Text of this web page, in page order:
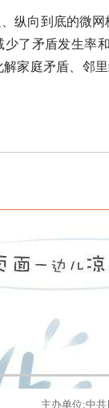
向到底的微网
了矛盾发生率
家庭矛盾、邻
主办单位:中